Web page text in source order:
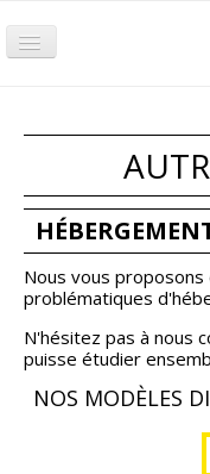
Nous vous
problématiques
N'hésitez pas à nous
puisse étudier
NOS MODÈLES